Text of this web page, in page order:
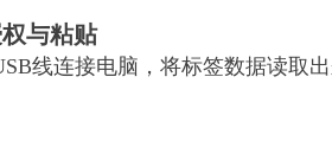
与粘贴
线连接电脑，将标签数据读取